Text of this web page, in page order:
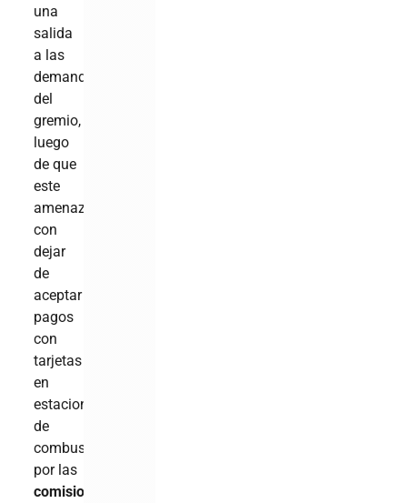
una
salida
a las
demandas
del
gremio,
luego
de que
este
amenazara
con
dejar
de
aceptar
pagos
con
tarjetas
en
estaciones
de
combustibles
por las
comisiones